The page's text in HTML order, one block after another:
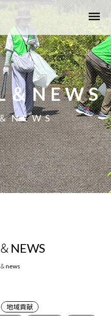
＆NEWS
NEWS
地域貢献